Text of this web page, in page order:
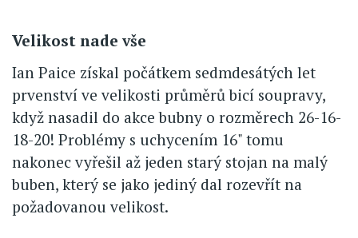
Velikost nade vše
Ian Paice získal počátkem sedmdesátých let
prvenství ve velikosti průměrů bicí soupravy,
když nasadil do akce bubny o rozměrech 26-16-
18-20! Problémy s uchycením 16" tomu
nakonec vyřešil až jeden starý stojan na malý
buben, který se jako jediný dal rozevřít na
požadovanou velikost.